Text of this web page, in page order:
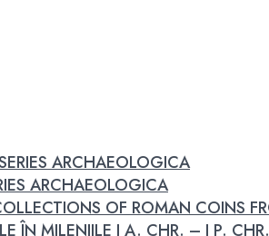
ARCHAEOLOGICA
ARCHAEOLOGICA
OF ROMAN COINS
ÎN MILENIILE I A. CHR. – I P. CHR.